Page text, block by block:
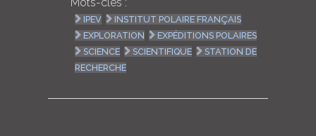
Mots-clés :
IPEV
INSTITUT POLAIRE FRANÇAIS
EXPLORATION
EXPÉDITIONS POLAIRES
SCIENCE
SCIENTIFIQUE
STATION DE
RECHERCHE